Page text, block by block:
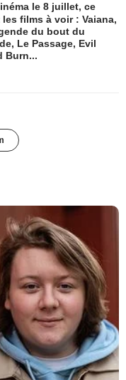
le 8 juillet, ce
films à voir : Vaiana,
du bout du
Le Passage, Evil
Burn...